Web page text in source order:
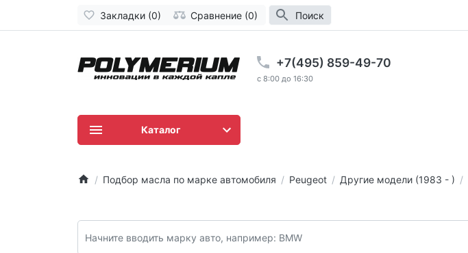
Закладки (0) Сравнение (0) Поиск
+7(495) 859-49-70
c 8:00 до 16:30
Каталог
Подбор масла по марке автомобиля Peugeot Другие модели (1983 - )